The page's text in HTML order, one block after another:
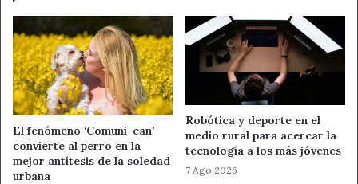
El fenómeno ‘Comuni-can’
convierte al perro en la
mejor antítesis de la soledad
urbana
Robótica y deporte en el
medio rural para acercar la
tecnología a los más jóvenes
7 Ago 2026